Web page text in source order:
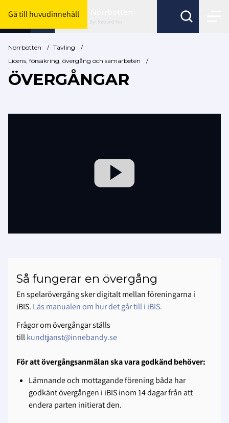
Gå till huvudinnehåll
Byt förbund här
Norrbotten / Tävling
/
Licens, försäkring, övergång och samarbeten
/
ÖVERGÅNGAR
Så fungerar en övergång
En spelarövergång sker digitalt mellan föreningarna i
iBIS. Läs manualen om hur det går till i iBIS.
Frågor om övergångar ställs
tillkundtjanst@innebandy.se
För att övergångsanmälan ska vara godkänd behöver:
Lämnande och mottagande förening båda har
godkänt övergången i iBIS inom 14 dagar från att
endera parten initierat den.